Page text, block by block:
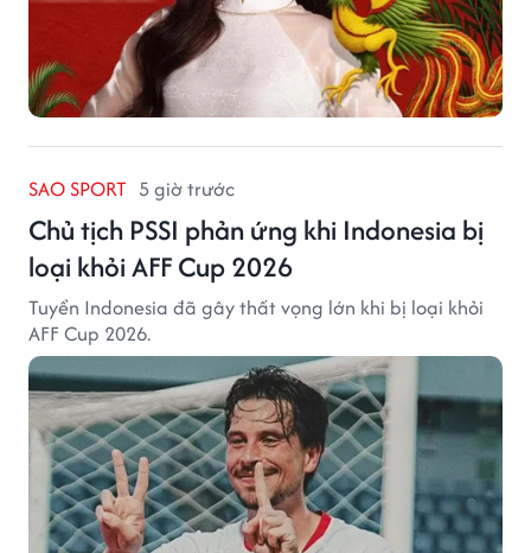
SAO SPORT 5 giờ trước
Chủ tịch PSSI phản ứng khi Indonesia bị
loại khỏi AFF Cup 2026
Tuyển Indonesia đã gây thất vọng lớn khi bị loại khỏi
AFF Cup 2026.